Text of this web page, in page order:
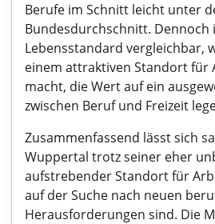
Berufe im Schnitt leicht unter
Bundesdurchschnitt. Dennoch
Lebensstandard vergleichbar,
einem attraktiven Standort für
macht, die Wert auf ein
zwischen Beruf und Freizeit
Zusammenfassend lässt sich
Wuppertal trotz seiner eher
aufstrebender Standort für
auf der Suche nach neuen
Herausforderungen sind. Die